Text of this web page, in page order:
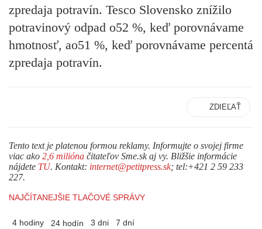
zpredaja potravín. Tesco Slovensko znížilo
potravinový odpad o52 %, keď porovnávame
hmotnosť, ao51 %, keď porovnávame percentá
zpredaja potravín.
ZDIEĽAŤ
Tento text je platenou formou reklamy. Informujte o svojej firme
viac ako 2,6 milióna čitateľov Sme.sk aj vy. Bližšie informácie
nájdete TU. Kontakt: internet@petitpress.sk; tel:+421 2 59 233
227.
NAJČÍTANEJŠIE TLAČOVÉ SPRÁVY
4 hodiny 24 hodín 3 dni 7 dní